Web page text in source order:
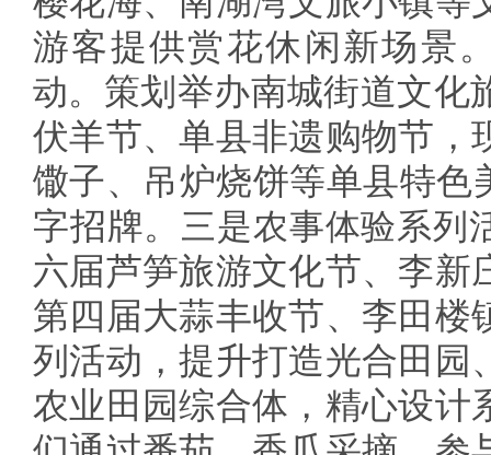
游客提供赏花休闲新场景
动。 策划举办南城街道文化
伏羊节、单县非遗购物节，
馓子、吊炉烧饼等单县特色
字招牌。 三是农事体验系列
六届芦笋旅游文化节、李新
第四届大蒜丰收节、李田楼
列活动，提升打造光合田园
农业田园综合体，精心设计